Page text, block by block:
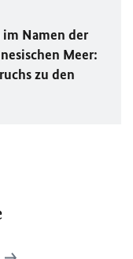
Namen der
Meer:
zu den